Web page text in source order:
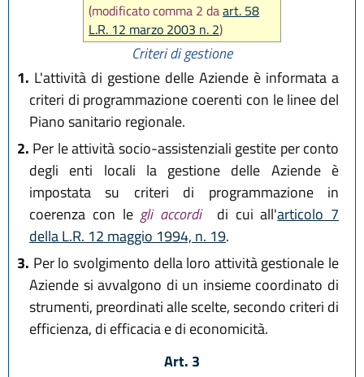
(modificato comma 2 daart. 58
L.R. 12 marzo 2003 n. 2)
Criteri di gestione
1. L'attività di gestione delle Aziende è informata a
criteri di programmazione coerenti con le linee del
Piano sanitario regionale.
2. Per le attività socio-assistenziali gestite per conto
degli enti locali la gestione delle Aziende è
impostata su criteri di programmazione in
coerenza con legli accordi di cui all'articolo 7
della L.R. 12 maggio 1994, n. 19.
3. Per lo svolgimento della loro attività gestionale le
Aziende si avvalgono di un insieme coordinato di
strumenti, preordinati alle scelte, secondo criteri di
efficienza, di efficacia e di economicità.
Art. 3